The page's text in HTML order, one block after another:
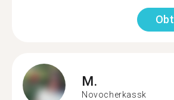
M.
Novocherkassk